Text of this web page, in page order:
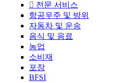
전문 서비스
항공우주 및 방위
자동차 및 운송
음식 및 음료
농업
소비재
포장
BFSI